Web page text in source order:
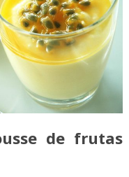
de frutas